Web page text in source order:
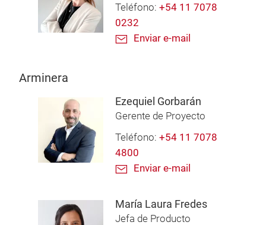
Teléfono: +54 11 7078
0232
Enviar e-mail
Arminera
Ezequiel Gorbarán
Gerente de Proyecto
Teléfono: +54 11 7078
4800
Enviar e-mail
María Laura Fredes
Jefa de Producto